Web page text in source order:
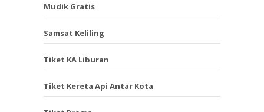
Mudik Gratis
Samsat Keliling
Tiket KA Liburan
Tiket Kereta Api Antar Kota